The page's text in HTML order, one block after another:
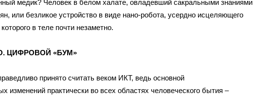
медик? Человек в белом халате, овладевший сакральными знаниями
или безликое устройство в виде нано-робота, усердно исцеляющего
в теле почти незаметно.
ЦИФРОВОЙ «БУМ»
принято считать веком ИКТ, ведь основной
изменений практически во всех областях человеческого бытия –